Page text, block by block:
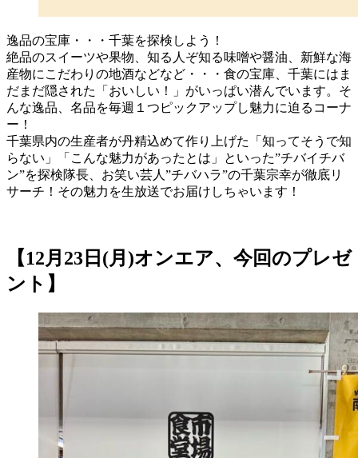
逸品の宝庫・・・千葉を探検しよう！
絶品のスイーツや果物、知る人ぞ知る味噌や醤油、新鮮な海
産物にこだわりの地酒などなど・・・食の宝庫、千葉にはま
だまだ隠された「おいしい！」がいっぱい潜んでいます。そ
んな逸品、名品を毎週１つピックアップし魅力に迫るコーナ
ー！
千葉県内の生産者が丹精込めて作り上げた「知ってそうで知
らない」「こんな魅力があったとは」といった”チバイチバ
ン”を探検隊長、お笑い芸人”チバハラ”の千葉宗幸が徹底リ
サーチ！その魅力を生放送でお届けしちゃいます！
【12月23日(月)オンエア、今回のプレゼ
ント】